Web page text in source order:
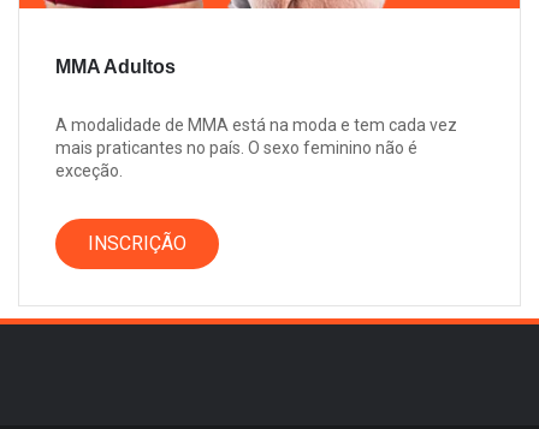
MMA Adultos
A modalidade de MMA está na moda e tem cada vez
mais praticantes no país. O sexo feminino não é
exceção.
INSCRIÇÃO